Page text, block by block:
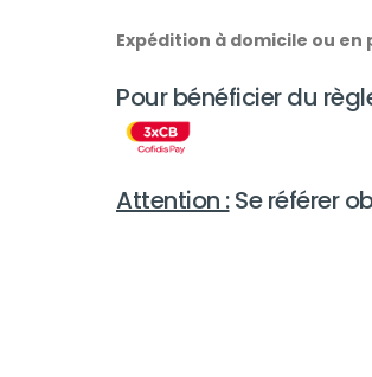
Expédition à domicile ou
Pour bénéficier du
Attention :Se référer